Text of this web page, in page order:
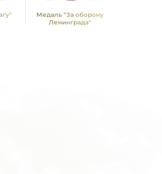
Медаль "За оборону
Ленинграда"